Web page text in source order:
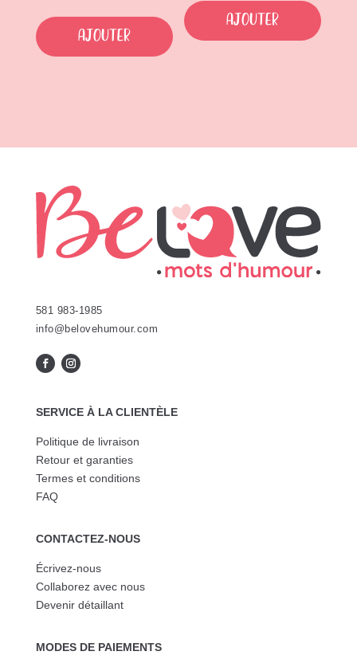
Ajouter
Ajouter
581 983-1985
info@belovehumour.com
SERVICE À LA CLIENTÈLE
Politique de livraison
Retour et garanties
Termes et conditions
FAQ
CONTACTEZ-NOUS
Écrivez-nous
Collaborez avec nous
Devenir détaillant
MODES DE PAIEMENTS